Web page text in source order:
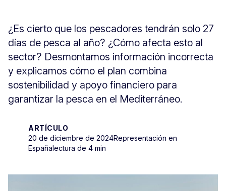
¿Es cierto que los pescadores tendrán solo 27
días de pesca al año? ¿Cómo afecta esto al
sector? Desmontamos información incorrecta
y explicamos cómo el plan combina
sostenibilidad y apoyo financiero para
garantizar la pesca en el Mediterráneo.
ARTÍCULO
20 de diciembre de 2024Representación en
Españalectura de 4 min